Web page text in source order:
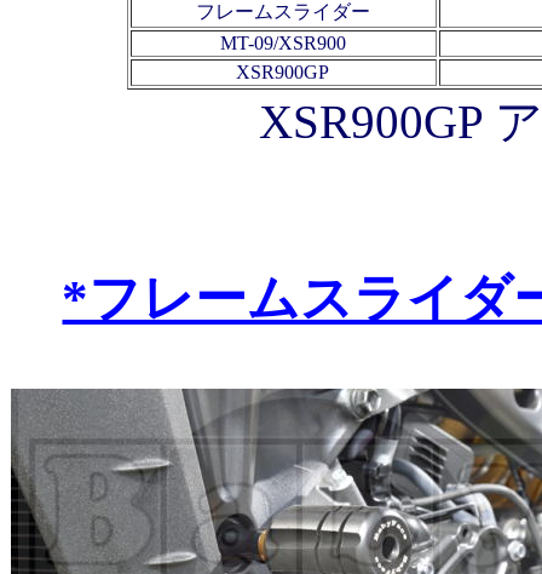
フレームスライダー
MT-09/XSR900
XSR900GP
XSR900GP
*フレームスライダ